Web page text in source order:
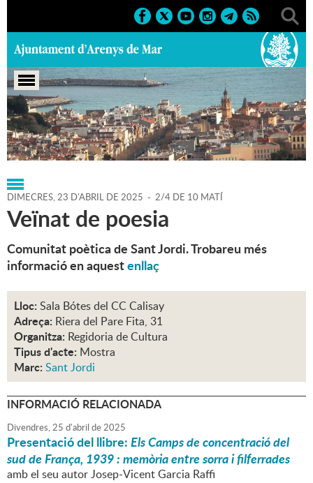
Portada > Regidories > Cultura > Agenda > 23-04-2025
DIMECRES,23 D'ABRIL DE 2025 - 2/4 DE 10 MATÍ
Veïnat de poesia
Comunitat poètica de Sant Jordi. Trobareu més
informació en aquestenllaç
Lloc: Sala Bótes del CC Calisay
Adreça: Riera del Pare Fita, 31
Organitza: Regidoria de Cultura
Tipus d'acte: Mostra
Marc: Sant Jordi
INFORMACIÓ RELACIONADA
Divendres,25 d'abril de2025
Presentació del llibre:Els Camps de concentració del
sud de França, 1939 : memòria entre sorra i filferrades
amb el seu autor Josep-Vicent Garcia Raffi